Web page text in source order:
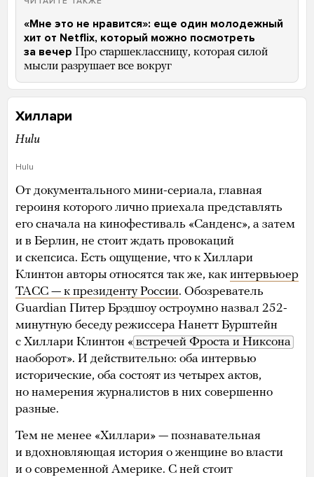
«Мне это не нравится»: еще один молодежный
хит от Netflix, который можно посмотреть
за вечер Про старшеклассницу, которая силой
мысли разрушает все вокруг
Хиллари
Hulu
Hulu
От документального мини-сериала, главная
героиня которого лично приехала представлять
его сначала на кинофестиваль «Санденс», а затем
и в Берлин, не стоит ждать провокаций
и скепсиса. Есть ощущение, что к Хиллари
Клинтон авторы относятся так же, как интервьюер
ТАСС — к президенту России. Обозреватель
Guardian Питер Брэдшоу остроумно назвал 252-
минутную беседу режиссера Нанетт Бурштейн
с Хиллари Клинтон « встречей Фроста и Никсона
наоборот». И действительно: оба интервью
исторические, оба состоят из четырех актов,
но намерения журналистов в них совершенно
разные.
Тем не менее «Хиллари» — познавательная
и вдохновляющая история о женщине во власти
и о современной Америке. С ней стоит